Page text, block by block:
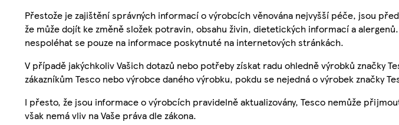
Přestože je zajištění správných informací o výrobcích věnována nejvyšší péče, jsou
že může dojít ke změně složek potravin, obsahu živin, dietetických informací a
nespoléhat se pouze na informace poskytnuté na internetových stránkách.
V případě jakýchkoliv Vašich dotazů nebo potřeby získat radu ohledně výrobků značky
zákazníkům Tesco nebo výrobce daného výrobku, pokdu se nejedná o výrobek značky
I přesto, že jsou informace o výrobcích pravidelně aktualizovány, Tesco nemůže
však nemá vliv na Vaše práva dle zákona.